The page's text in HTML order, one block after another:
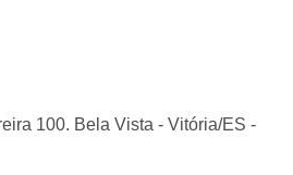
100. Bela Vista - Vitória/ES -